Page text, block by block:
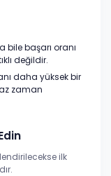
başarı oranı
değildir.
daha yüksek bir
zaman
ilk